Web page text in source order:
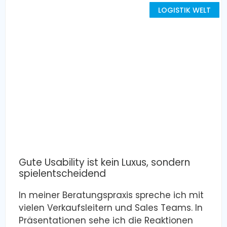
LOGISTIK WELT
Gute Usability ist kein Luxus, sondern
spielentscheidend
In meiner Beratungspraxis spreche ich mit
vielen Verkaufsleitern und Sales Teams. In
Präsentationen sehe ich die Reaktionen